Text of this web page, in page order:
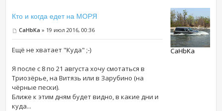
Кто и когда едет на МОРЯ
CaHbKa » 19 июл 2016, 00:36
Ещё не хватает "Куда" ;-)
Я после с 8 по 21 августа хочу смотаться в
Триозёрье, на Витязь или в Зарубино (на
чёрные пески).
Ближе к этим дням будет видно, в какие дни и
куда...
CaHbKa